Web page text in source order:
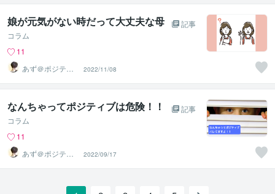
娘が元気がない時だって大丈夫な母
記事
コラム
11
あず＠ポジティ
ブ迷子の道標
2022/11/08
なんちゃってポジティブは危険！！
記事
コラム
11
あず＠ポジティ
ブ迷子の道標
2022/09/17